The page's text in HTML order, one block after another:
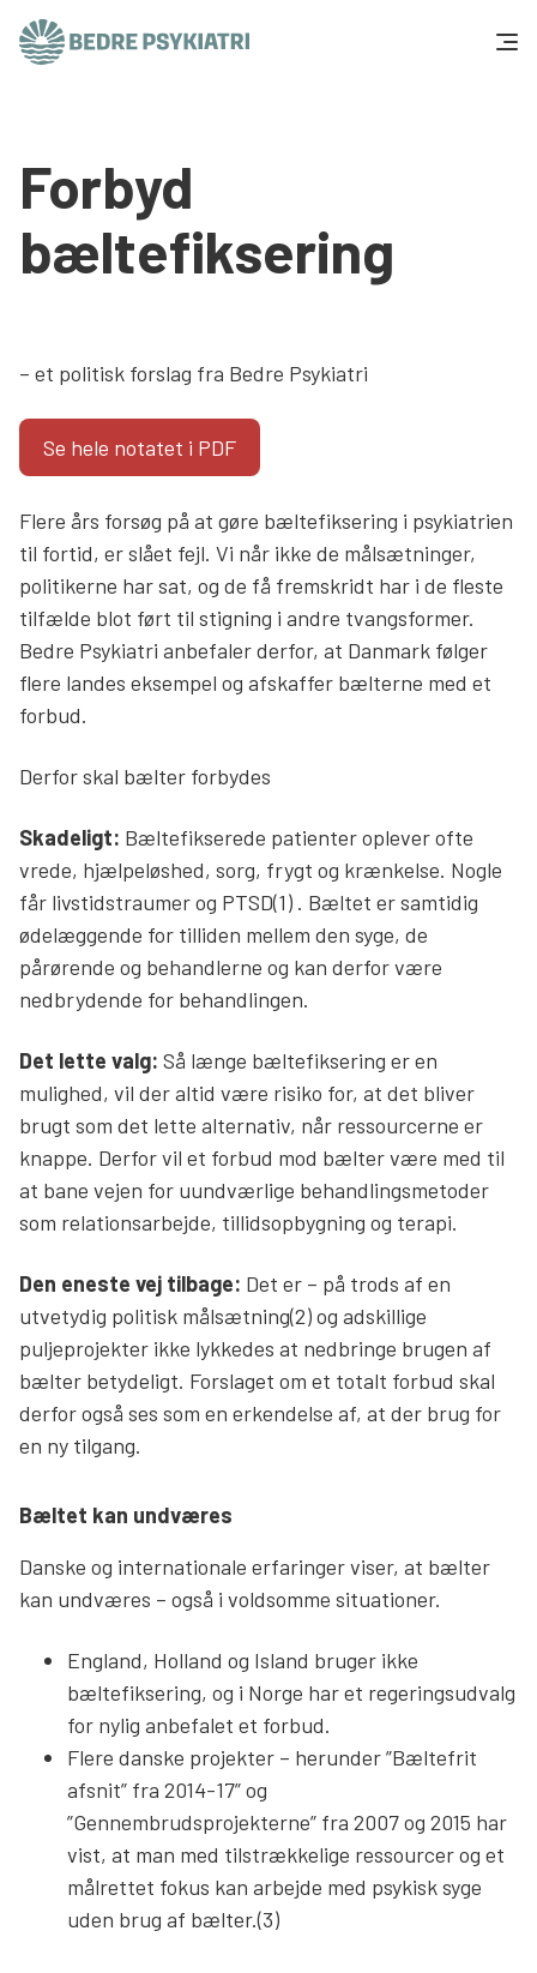
Tal og fakta
Om os
Presse og politik
Søg
Forbyd
bæltefiksering
– et politisk forslag fra Bedre Psykiatri
Se hele notatet i PDF
Flere års forsøg på at gøre bæltefiksering i psykiatrien
til fortid, er slået fejl. Vi når ikke de målsætninger,
politikerne har sat, og de få fremskridt har i de fleste
tilfælde blot ført til stigning i andre tvangsformer.
Bedre Psykiatri anbefaler derfor, at Danmark følger
flere landes eksempel og afskaffer bælterne med et
forbud.
Derfor skal bælter forbydes
Skadeligt: Bæltefikserede patienter oplever ofte
vrede, hjælpeløshed, sorg, frygt og krænkelse. Nogle
får livstidstraumer og PTSD(1) . Bæltet er samtidig
ødelæggende for tilliden mellem den syge, de
pårørende og behandlerne og kan derfor være
nedbrydende for behandlingen.
Det lette valg: Så længe bæltefiksering er en
mulighed, vil der altid være risiko for, at det bliver
brugt som det lette alternativ, når ressourcerne er
knappe. Derfor vil et forbud mod bælter være med til
at bane vejen for uundværlige behandlingsmetoder
som relationsarbejde, tillidsopbygning og terapi.
Den eneste vej tilbage: Det er – på trods af en
utvetydig politisk målsætning(2) og adskillige
puljeprojekter ikke lykkedes at nedbringe brugen af
bælter betydeligt. Forslaget om et totalt forbud skal
derfor også ses som en erkendelse af, at der brug for
en ny tilgang.
Bæltet kan undværes
Danske og internationale erfaringer viser, at bælter
kan undværes – også i voldsomme situationer.
England, Holland og Island bruger ikke
bæltefiksering, og i Norge har et regeringsudvalg
for nylig anbefalet et forbud.
Flere danske projekter – herunder ”Bæltefrit
afsnit” fra 2014-17” og
”Gennembrudsprojekterne” fra 2007 og 2015 har
vist, at man med tilstrækkelige ressourcer og et
målrettet fokus kan arbejde med psykisk syge
uden brug af bælter.(3)